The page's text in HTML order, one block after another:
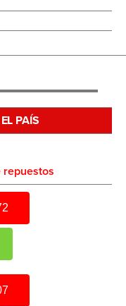
PAÍS
repuestos